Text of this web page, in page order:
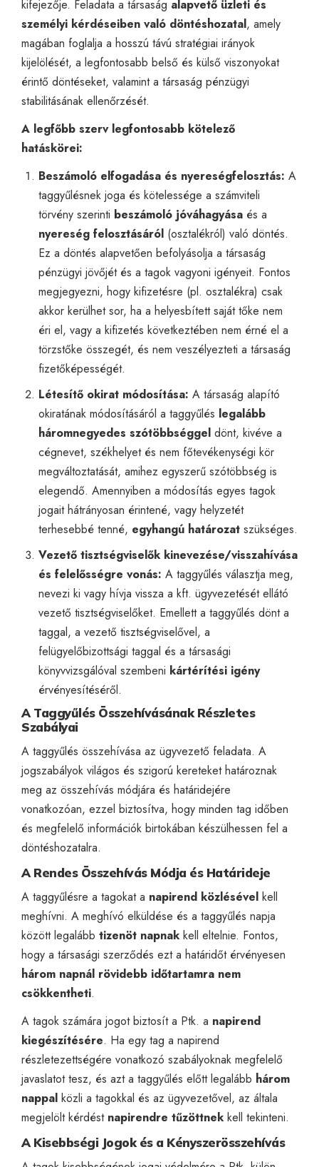
kifejezője. Feladata a társaság alapvető üzleti és
személyi kérdéseiben való döntéshozatal, amely
magában foglalja a hosszú távú stratégiai irányok
kijelölését, a legfontosabb belső és külső viszonyokat
érintő döntéseket, valamint a társaság pénzügyi
stabilitásának ellenőrzését.
A legfőbb szerv legfontosabb kötelező
hatáskörei:
Beszámoló elfogadása és nyereségfelosztás: A
taggyűlésnek joga és kötelessége a számviteli
törvény szerinti beszámoló jóváhagyása és a
nyereség felosztásáról (osztalékról) való döntés.
Ez a döntés alapvetően befolyásolja a társaság
pénzügyi jövőjét és a tagok vagyoni igényeit. Fontos
megjegyezni, hogy kifizetésre (pl. osztalékra) csak
akkor kerülhet sor, ha a helyesbített saját tőke nem
éri el, vagy a kifizetés következtében nem érné el a
törzstőke összegét, és nem veszélyezteti a társaság
fizetőképességét.
Létesítő okirat módosítása: A társaság alapító
okiratának módosításáról a taggyűlés legalább
háromnegyedes szótöbbséggel dönt, kivéve a
cégnevet, székhelyet és nem főtevékenységi kör
megváltoztatását, amihez egyszerű szótöbbség is
elegendő. Amennyiben a módosítás egyes tagok
jogait hátrányosan érintené, vagy helyzetét
terhesebbé tenné, egyhangú határozat szükséges.
Vezető tisztségviselők kinevezése/visszahívása
és felelősségre vonás: A taggyűlés választja meg,
nevezi ki vagy hívja vissza a kft. ügyvezetését ellátó
vezető tisztségviselőket. Emellett a taggyűlés dönt a
taggal, a vezető tisztségviselővel, a
felügyelőbizottsági taggal és a társasági
könyvvizsgálóval szembeni kártérítési igény
érvényesítéséről.
A Taggyűlés Összehívásának Részletes
Szabályai
A taggyűlés összehívása az ügyvezető feladata. A
jogszabályok világos és szigorú kereteket határoznak
meg az összehívás módjára és határidejére
vonatkozóan, ezzel biztosítva, hogy minden tag időben
és megfelelő információk birtokában készülhessen fel a
döntéshozatalra.
A Rendes Összehívás Módja és Határideje
A taggyűlésre a tagokat a napirend közlésével kell
meghívni. A meghívó elküldése és a taggyűlés napja
között legalább tizenöt napnak kell eltelnie. Fontos,
hogy a társasági szerződés ezt a határidőt érvényesen
három napnál rövidebb időtartamra nem
csökkentheti.
A tagok számára jogot biztosít a Ptk. a napirend
kiegészítésére. Ha egy tag a napirend
részletezettségére vonatkozó szabályoknak megfelelő
javaslatot tesz, és azt a taggyűlés előtt legalább három
nappal közli a tagokkal és az ügyvezetővel, az általa
megjelölt kérdést napirendre tűzöttnek kell tekinteni.
A Kisebbségi Jogok és a Kényszerösszehívás